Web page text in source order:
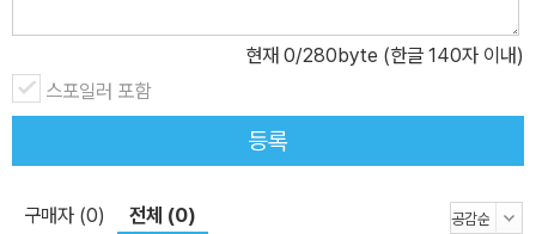
현재 0/280byte (한글 140자 이내)
스포일러 포함
등록
구매자 (0) 전체 (0)